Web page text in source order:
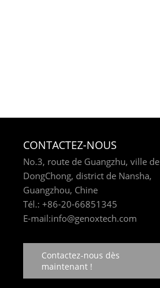
CONTACTEZ-NOUS
No.3, route de Guangzhu, ville de
DongChong, district de Nansha,
Guangzhou, Chine
Tél.: +86-20-66851345
E-mail:info@genoxtech.com
Contactez-nous dès
maintenant !